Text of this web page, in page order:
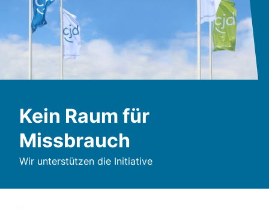
Kein Raum für
Missbrauch
Wir unterstützen die Initiative